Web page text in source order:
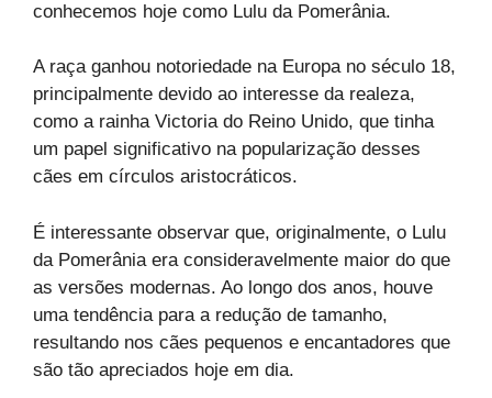
conhecemos hoje como Lulu da Pomerânia.
A raça ganhou notoriedade na Europa no século 18,
principalmente devido ao interesse da realeza,
como a rainha Victoria do Reino Unido, que tinha
um papel significativo na popularização desses
cães em círculos aristocráticos.
É interessante observar que, originalmente, o Lulu
da Pomerânia era consideravelmente maior do que
as versões modernas. Ao longo dos anos, houve
uma tendência para a redução de tamanho,
resultando nos cães pequenos e encantadores que
são tão apreciados hoje em dia.